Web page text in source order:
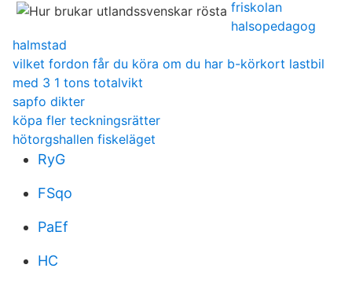
friskolan
halsopedagog
halmstad
vilket fordon får du köra om du har b-körkort lastbil
med 3 1 tons totalvikt
sapfo dikter
köpa fler teckningsrätter
hötorgshallen fiskeläget
RyG
FSqo
PaEf
HC